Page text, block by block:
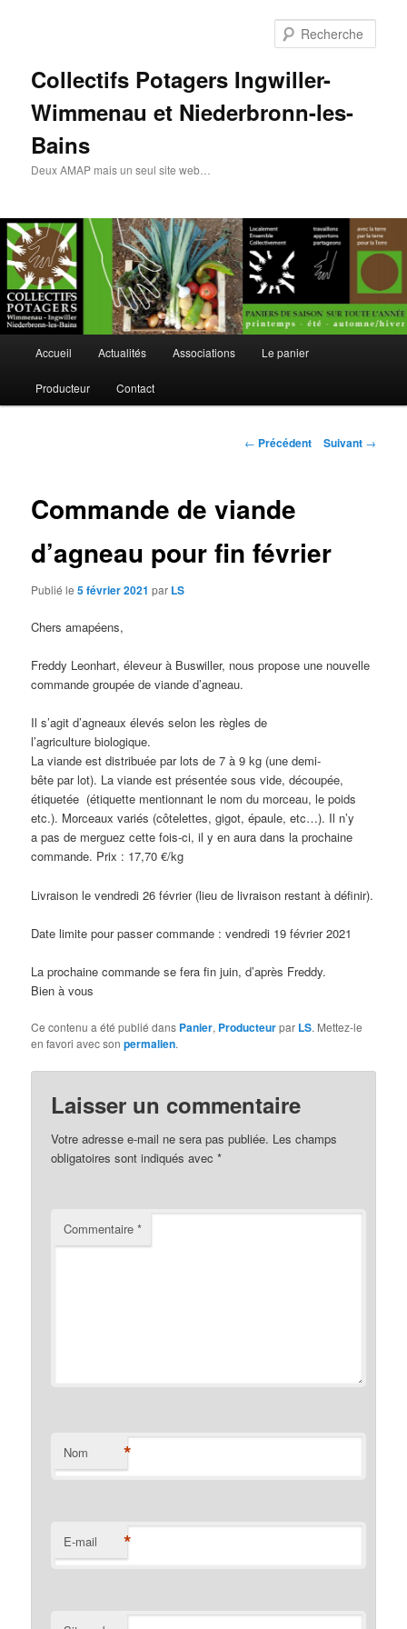
Collectifs Potagers Ingwiller-
Wimmenau et Niederbronn-les-
Bains
Deux AMAP mais un seul site web…
Aller
au
Accueil Actualités Associations Le panier
Producteur Contact
Navigation
← Précédent Suivant →
Commande de viande
d’agneau pour fin février
Publié le5 février 2021 par LS
Chers amapéens,
Freddy Leonhart, éleveur à Buswiller, nous propose une nouvelle
commande groupée de viande d’agneau.
Il s’agit d’agneaux élevés selon les règles de
l’agriculture biologique.
La viande est distribuée par lots de 7 à 9 kg (une demi-
bête par lot). La viande est présentée sous vide, découpée,
étiquetée (étiquette mentionnant le nom du morceau, le poids
etc.). Morceaux variés (côtelettes, gigot, épaule, etc…). Il n’y
a pas de merguez cette fois-ci, il y en aura dans la prochaine
commande. Prix : 17,70 €/kg
Livraison le vendredi 26 février (lieu de livraison restant à définir).
Date limite pour passer commande : vendredi 19 février 2021
La prochaine commande se fera fin juin, d’après Freddy.
Bien à vous
Ce contenu a été publié dans Panier, Producteurpar LS. Mettez-le
en favori avec sonpermalien.
Laisser un commentaire
Votre adresse e-mail ne sera pas publiée. Les champs
obligatoires sont indiqués avec*
Commentaire*
Nom *
E-mail *